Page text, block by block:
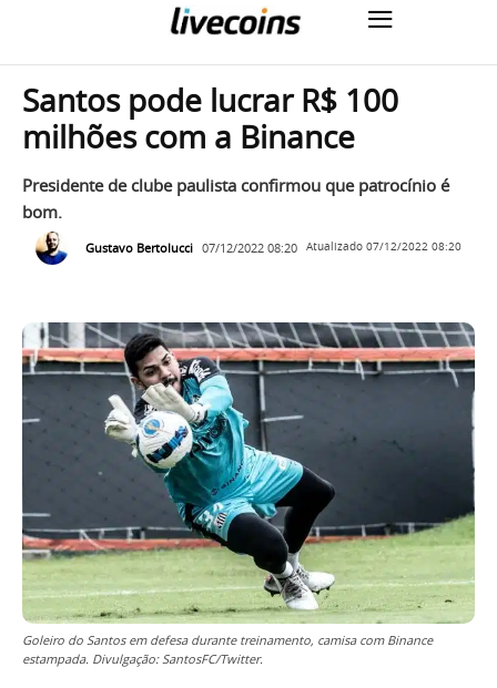
Santos pode lucrar R$ 100
milhões com a Binance
Presidente de clube paulista confirmou que patrocínio é
bom.
Gustavo Bertolucci 07/12/2022 08:20 Atualizado 07/12/2022 08:20
Goleiro do Santos em defesa durante treinamento, camisa com Binance
estampada. Divulgação: SantosFC/Twitter.